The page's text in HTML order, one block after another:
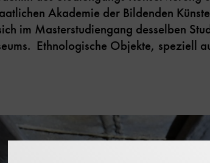
Akademie der Bildenden
im Masterstudiengang desselben
Ethnologische Objekte, speziell